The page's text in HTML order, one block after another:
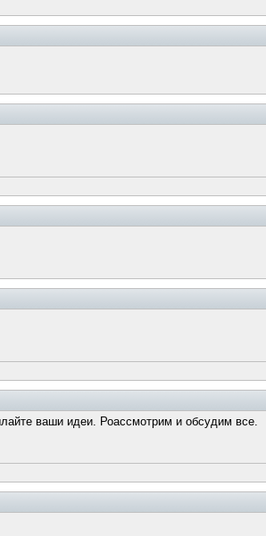
ваши идеи. Роассмотрим и обсудим все.